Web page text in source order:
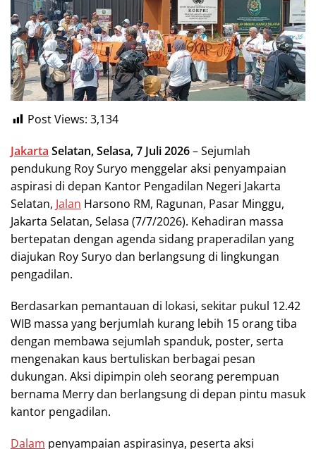
Post Views: 3,134
Jakarta Selatan, Selasa, 7 Juli 2026– Sejumlah
pendukung Roy Suryo menggelar aksi penyampaian
aspirasi di depan Kantor Pengadilan Negeri Jakarta
Selatan, Jalan Harsono RM, Ragunan, Pasar Minggu,
Jakarta Selatan, Selasa (7/7/2026). Kehadiran massa
bertepatan dengan agenda sidang praperadilan yang
diajukan Roy Suryo dan berlangsung di lingkungan
pengadilan.
Berdasarkan pemantauan di lokasi, sekitar pukul 12.42
WIB massa yang berjumlah kurang lebih 15 orang tiba
dengan membawa sejumlah spanduk, poster, serta
mengenakan kaus bertuliskan berbagai pesan
dukungan. Aksi dipimpin oleh seorang perempuan
bernama Merry dan berlangsung di depan pintu masuk
kantor pengadilan.
Dalam penyampaian aspirasinya, peserta aksi